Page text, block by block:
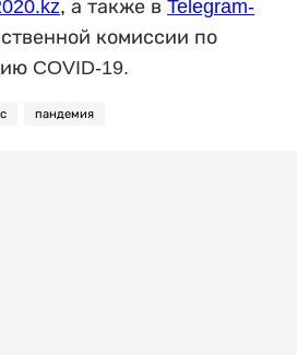
, а также в Telegram-
комиссии по
COVID-19.
пандемия